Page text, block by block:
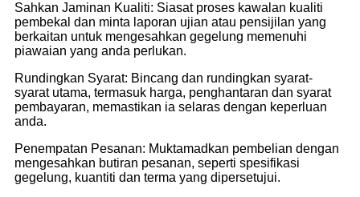
Sahkan Jaminan Kualiti: Siasat proses kawalan kualiti
pembekal dan minta laporan ujian atau pensijilan yang
berkaitan untuk mengesahkan gegelung memenuhi
piawaian yang anda perlukan.
Rundingkan Syarat: Bincang dan rundingkan syarat-
syarat utama, termasuk harga, penghantaran dan syarat
pembayaran, memastikan ia selaras dengan keperluan
anda.
Penempatan Pesanan: Muktamadkan pembelian dengan
mengesahkan butiran pesanan, seperti spesifikasi
gegelung, kuantiti dan terma yang dipersetujui.